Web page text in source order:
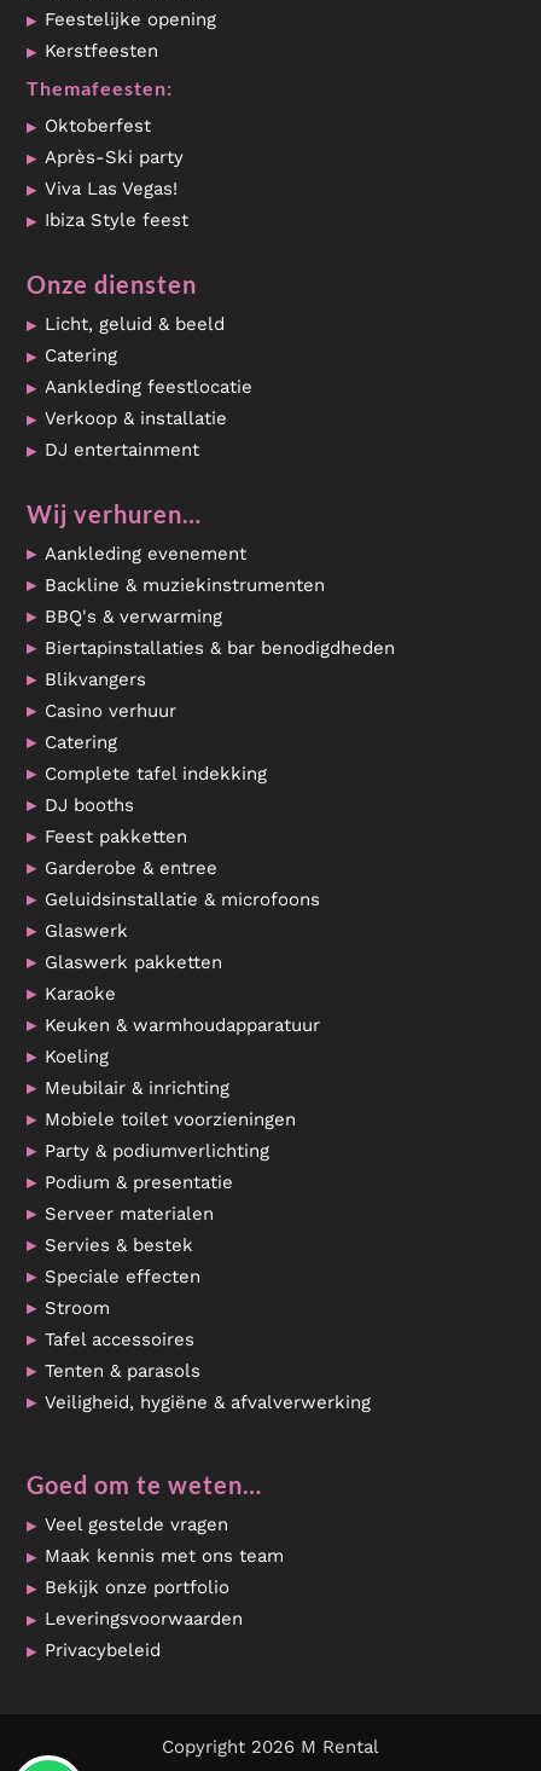
Feestelijke opening
Kerstfeesten
Themafeesten:
Oktoberfest
Après-Ski party
Viva Las Vegas!
Ibiza Style feest
Onze diensten
Licht, geluid & beeld
Catering
Aankleding feestlocatie
Verkoop & installatie
DJ entertainment
Wij verhuren…
Aankleding evenement
Backline & muziekinstrumenten
BBQ's & verwarming
Biertapinstallaties & bar benodigdheden
Blikvangers
Casino verhuur
Catering
Complete tafel indekking
DJ booths
Feest pakketten
Garderobe & entree
Geluidsinstallatie & microfoons
Glaswerk
Glaswerk pakketten
Karaoke
Keuken & warmhoudapparatuur
Koeling
Meubilair & inrichting
Mobiele toilet voorzieningen
Party & podiumverlichting
Podium & presentatie
Serveer materialen
Servies & bestek
Speciale effecten
Stroom
Tafel accessoires
Tenten & parasols
Veiligheid, hygiëne & afvalverwerking
Goed om te weten…
Veel gestelde vragen
Maak kennis met ons team
Bekijk onze portfolio
Leveringsvoorwaarden
Privacybeleid
Copyright 2026 M Rental